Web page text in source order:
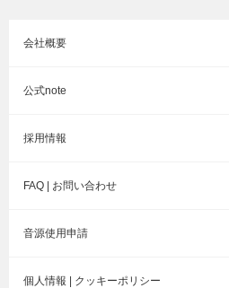
会社概要
公式note
採用情報
FAQ | お問い合わせ
音源使用申請
個人情報 | クッキーポリシー